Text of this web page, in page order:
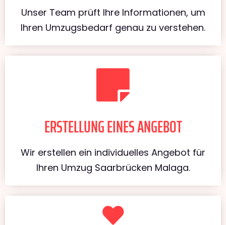
Unser Team prüft Ihre Informationen, um
Ihren Umzugsbedarf genau zu verstehen.
ERSTELLUNG EINES ANGEBOT
Wir erstellen ein individuelles Angebot für
Ihren Umzug Saarbrücken Malaga.